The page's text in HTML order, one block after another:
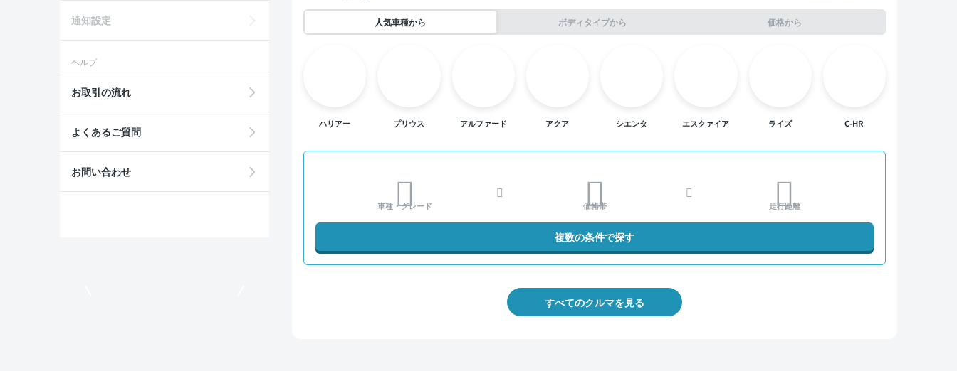
人気車種から ボディタイプから 価格から
ハリアー プリウス アルファード アクア シエンタ エスクァイア ライズ C-HR
車種・グレード 価格帯 走行距離
複数の条件で探す
すべてのクルマを見る
通知設定
ヘルプ
お取引の流れ
よくあるご質問
お問い合わせ